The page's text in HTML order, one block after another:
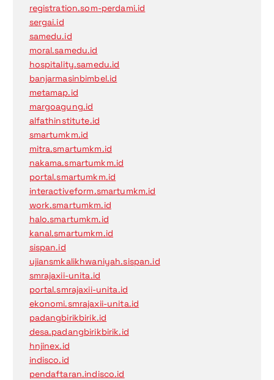
registration.som-perdami.id
sergai.id
samedu.id
moral.samedu.id
hospitality.samedu.id
banjarmasinbimbel.id
metamap.id
margoagung.id
alfathinstitute.id
smartumkm.id
mitra.smartumkm.id
nakama.smartumkm.id
portal.smartumkm.id
interactiveform.smartumkm.id
work.smartumkm.id
halo.smartumkm.id
kanal.smartumkm.id
sispan.id
ujiansmkalikhwaniyah.sispan.id
smrajaxii-unita.id
portal.smrajaxii-unita.id
ekonomi.smrajaxii-unita.id
padangbirikbirik.id
desa.padangbirikbirik.id
hnjinex.id
indisco.id
pendaftaran.indisco.id